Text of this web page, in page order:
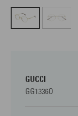
GUCCI
GG1336O